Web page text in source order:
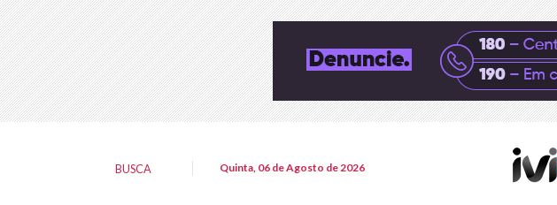
BUSCA Quinta, 06 de Agosto de 2026